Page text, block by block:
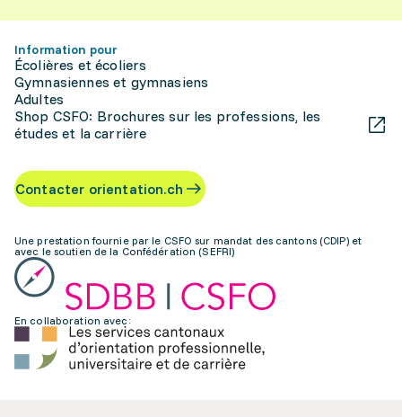
Information pour
Écolières et écoliers
Gymnasiennes et gymnasiens
Adultes
Shop CSFO: Brochures sur les professions, les
études et la carrière
Contacter orientation.ch
Une prestation fournie par le CSFO sur mandat des cantons (CDIP) et
avec le soutien de la Confédération (SEFRI)
En collaboration avec: